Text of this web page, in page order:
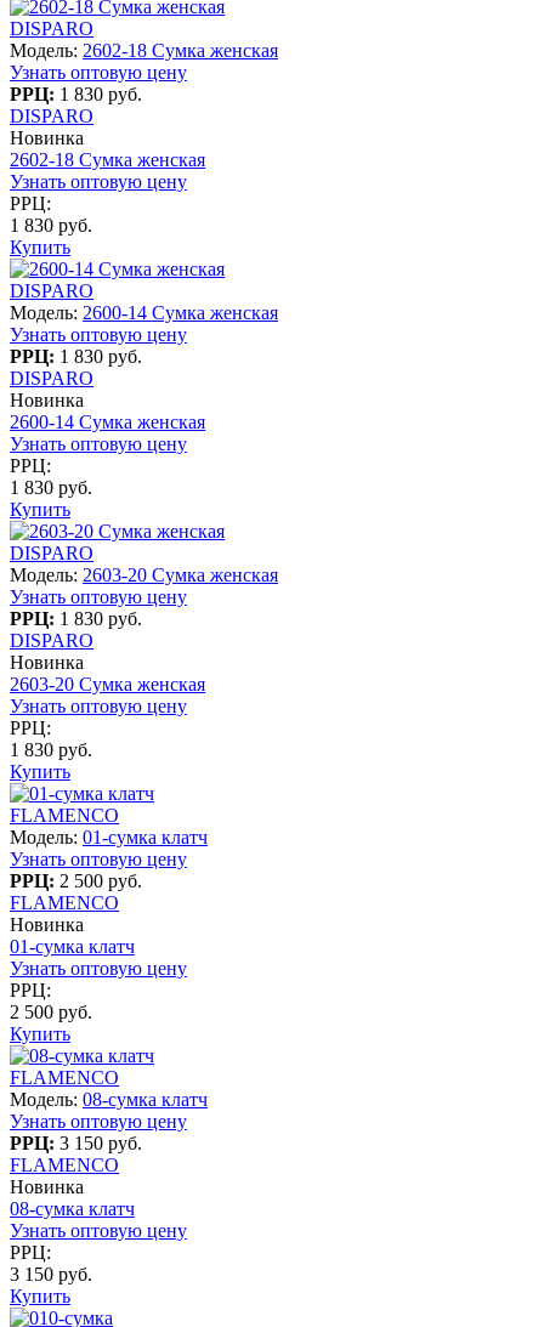
DISPARO
Модель: 2602-18 Сумка женская
Узнать оптовую цену
РРЦ: 1 830 руб.
DISPARO
Новинка
2602-18 Сумка женская
Узнать оптовую цену
РРЦ:
1 830 руб.
Купить
DISPARO
Модель: 2600-14 Сумка женская
Узнать оптовую цену
РРЦ: 1 830 руб.
DISPARO
Новинка
2600-14 Сумка женская
Узнать оптовую цену
РРЦ:
1 830 руб.
Купить
DISPARO
Модель: 2603-20 Сумка женская
Узнать оптовую цену
РРЦ: 1 830 руб.
DISPARO
Новинка
2603-20 Сумка женская
Узнать оптовую цену
РРЦ:
1 830 руб.
Купить
FLAMENCO
Модель: 01-сумка клатч
Узнать оптовую цену
РРЦ: 2 500 руб.
FLAMENCO
Новинка
01-сумка клатч
Узнать оптовую цену
РРЦ:
2 500 руб.
Купить
FLAMENCO
Модель: 08-сумка клатч
Узнать оптовую цену
РРЦ: 3 150 руб.
FLAMENCO
Новинка
08-сумка клатч
Узнать оптовую цену
РРЦ:
3 150 руб.
Купить